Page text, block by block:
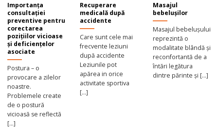
Importanța
consultației
preventive pentru
corectarea
pozițiilor vicioase
și deficiențelor
asociate
Postura – o
provocare a zilelor
noastre.
Problemele create
de o postură
vicioasă se reflectă
[...]
Recuperare
medicală după
accidente
Care sunt cele mai
frecvente leziuni
după accidente
Leziunile pot
apărea in orice
activitate sportiva
[...]
Masajul
bebelușilor
Masajul bebelușului
reprezintă o
modalitate blândă și
reconfortantă de a
întări legătura
dintre părinte și [...]